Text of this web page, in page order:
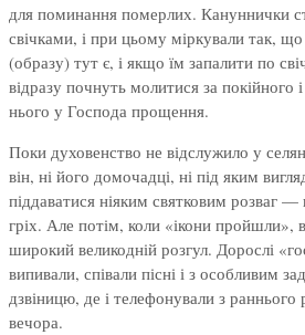
для поминання померлих. Кануннички
свічками, і при цьому міркували так, що
(образу) тут є, і якщо їм запалити по
відразу почнуть молитися за
нього у Господа прощення.
Поки духовенство не відслужило у
він, ні його домочадці, ні під яким
піддаватися ніяким святковим розваг
гріх. Але потім, коли «ікони пройшли»,
широкий великодній розгул. Дорослі
випивали, співали пісні і з особливим
дзвіницю, де і телефонували з раннього
вечора.